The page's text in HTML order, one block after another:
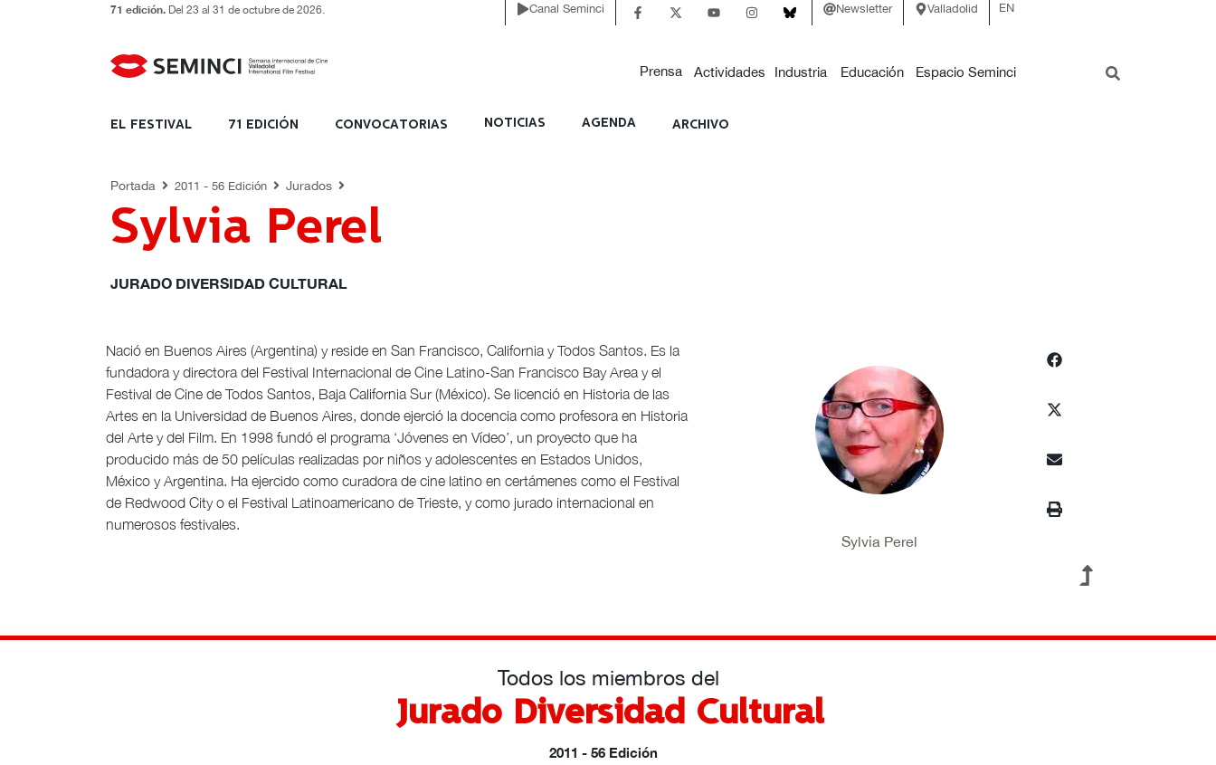
71 edición. Del 23 al 31 de octubre de 2026. Canal Seminci Newsletter Valladolid EN
Prensa Actividades Industria Educación Espacio Seminci
EL FESTIVAL 71 EDICIÓN CONVOCATORIAS NOTICIAS AGENDA ARCHIVO
Portada 2011 - 56 Edición Jurados
Sylvia Perel
JURADO DIVERSIDAD CULTURAL
JURADOS
Nació en Buenos Aires (Argentina) y reside en San Francisco, California y Todos Santos. Es la
fundadora y directora del Festival Internacional de Cine Latino-San Francisco Bay Area y el
Festival de Cine de Todos Santos, Baja California Sur (México). Se licenció en Historia de las
Artes en la Universidad de Buenos Aires, donde ejerció la docencia como profesora en Historia
del Arte y del Film. En 1998 fundó el programa ‘Jóvenes en Vídeo’, un proyecto que ha
producido más de 50 películas realizadas por niños y adolescentes en Estados Unidos,
México y Argentina. Ha ejercido como curadora de cine latino en certámenes como el Festival
de Redwood City o el Festival Latinoamericano de Trieste, y como jurado internacional en
numerosos festivales.
Sylvia Perel
Todos los miembros del
Jurado Diversidad Cultural
2011 - 56 Edición